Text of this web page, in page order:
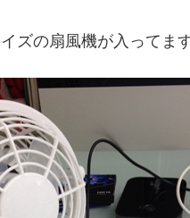
ズの扇風機が入ってま